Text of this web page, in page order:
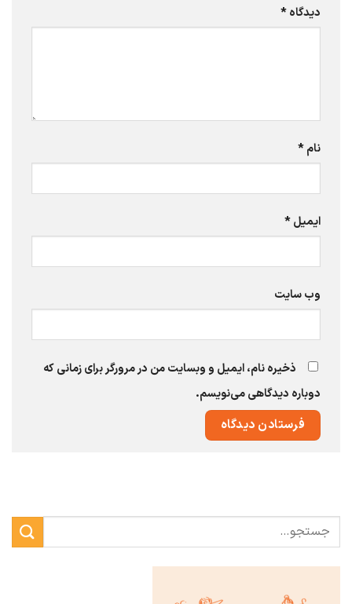
دیدگاه*
نام*
ایمیل*
وب‌ سایت
ذخیره نام، ایمیل و وبسایت من در مرورگر برای زمانی که
دوباره دیدگاهی می‌نویسم.